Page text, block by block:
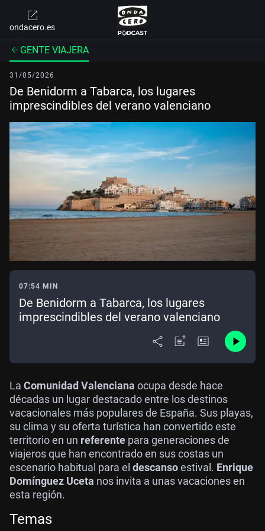
ondacero.es
GENTE VIAJERA
31/05/2026
De Benidorm a Tabarca, los lugares
imprescindibles del verano valenciano
07:54 MIN
De Benidorm a Tabarca, los lugares
imprescindibles del verano valenciano
La Comunidad Valenciana ocupa desde hace
décadas un lugar destacado entre los destinos
vacacionales más populares de España. Sus playas,
su clima y su oferta turística han convertido este
territorio en un referente para generaciones de
viajeros que han encontrado en sus costas un
escenario habitual para el descansoestival. Enrique
Domínguez Uceta nos invita a unas vacaciones en
esta región.
Temas